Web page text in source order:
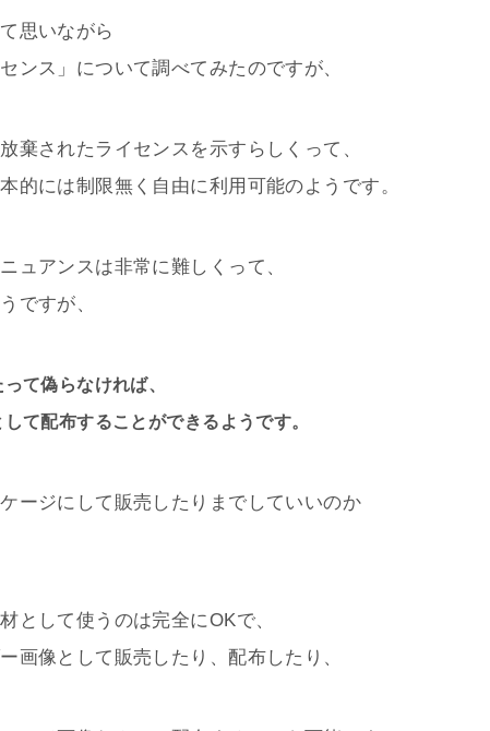
思いながら
ンス」について調べてみたのですが、
棄されたライセンスを示すらしくって、
的には制限無く自由に利用可能のようです。
ュアンスは非常に難しくって、
ですが、
て偽らなければ、
て配布することができるようです。
ージにして販売したりまでしていいのか
として使うのは完全にOKで、
画像として販売したり、配布したり、